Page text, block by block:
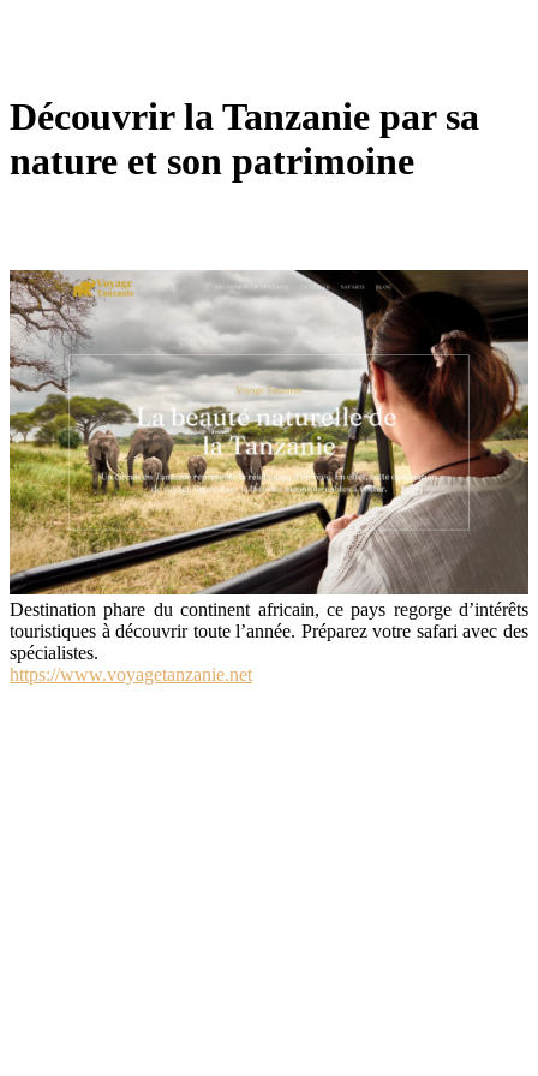
Découvrir la Tanzanie par sa
nature et son patrimoine
Destination phare du continent africain, ce pays regorge d’intérêts
touristiques à découvrir toute l’année. Préparez votre safari avec des
spécialistes.
https://www.voyagetanzanie.net